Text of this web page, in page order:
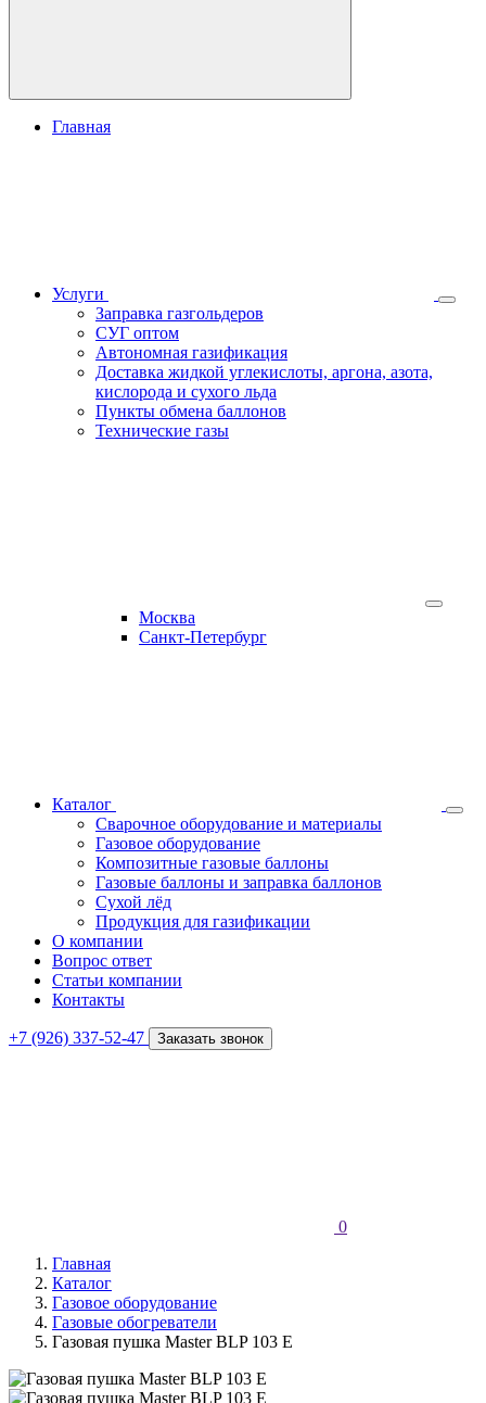
Главная
Услуги
Заправка газгольдеров
СУГ оптом
Автономная газификация
Доставка жидкой углекислоты, аргона, азота,
кислорода и сухого льда
Пункты обмена баллонов
Технические газы
Москва
Санкт-Петербург
Каталог
Сварочное оборудование и материалы
Газовое оборудование
Композитные газовые баллоны
Газовые баллоны и заправка баллонов
Сухой лёд
Продукция для газификации
О компании
Вопрос ответ
Статьи компании
Контакты
+7 (926) 337-52-47 Заказать звонок
0
Главная
Каталог
Газовое оборудование
Газовые обогреватели
Газовая пушка Master BLP 103 E